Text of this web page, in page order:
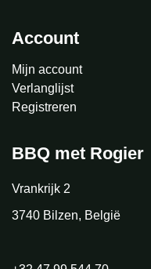
Account
Mijn account
Verlanglijst
Registreren
BBQ met Rogier
Vrankrijk 2
3740 Bilzen, België